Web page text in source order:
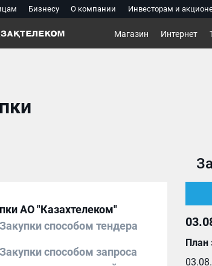
Бизнесу О компании Инвесторам и
Магазин Интернет
АО "Казахтелеком"
Закупки способом тендера
Закупки способом запроса
План